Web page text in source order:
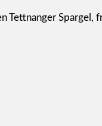
Tettnanger Spargel,